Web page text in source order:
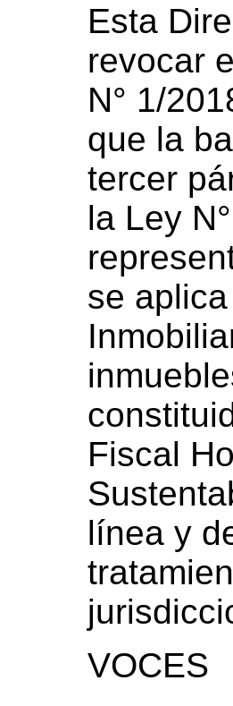
Esta
revocar
N° 1/
que la
tercer
la Ley
se
Fiscal
línea y
VOCES